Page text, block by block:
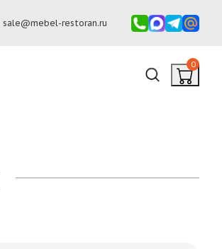
sale@mebel-restoran.ru
0